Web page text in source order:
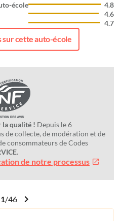
école
4.8
4.6
4.7
sur cette auto-école
la qualité ! Depuis le 6
de collecte, de modération et de
consommateurs de Codes
.
de notre processus
1/46